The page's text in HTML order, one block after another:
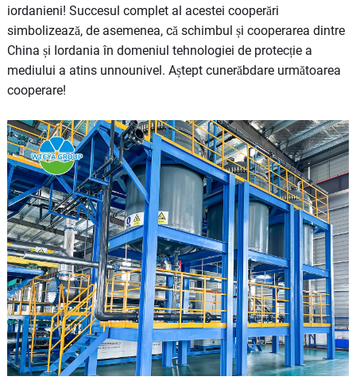
iordanieni! Succesul complet al acestei cooperări
simbolizează, de asemenea, că schimbul și cooperarea dintre
China și Iordania în domeniul tehnologiei de protecție a
mediului a atins unnounivel. Aștept cunerăbdare următoarea
cooperare!